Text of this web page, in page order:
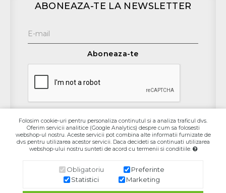
ABONEAZA-TE LA NEWSLETTER
Aboneaza-te
Contact
Contul Meu
Folosim cookie-uri pentru personaliza continutul si a analiza traficul dvs.
Oferim servicii analitice (Google Analytics) despre cum sa folosesti
webshop-ul nostru. Aceste servicii pot combina alte informatii furnizate de
dvs pentru utilizarea acestor servicii. Daca decideti sa continuati utilizarea
webshop-ului nostru sunteti de acord cu termenii si conditiile.
Obligatoriu
Preferinte
Statistici
Marketing